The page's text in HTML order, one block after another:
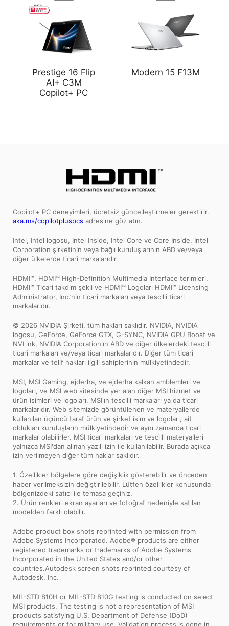
Prestige 16 Flip
AI+ C3M
Copilot+ PC
Modern 15 F13M
Copilot+ PC deneyimleri, ücretsiz güncelleştirmeler gerektirir.
aka.ms/copilotpluspcs adresine göz atın.
Intel, Intel logosu, Intel Inside, Intel Core ve Core Inside, Intel
Corporation şirketinin veya bağlı kuruluşlarının ABD ve/veya
diğer ülkelerde ticari markalarıdır.
HDMI™, HDMI™ High-Definition Multimedia Interface terimleri,
HDMI™ Ticari takdim şekli ve HDMI™ Logoları HDMI™ Licensing
Administrator, Inc.’nin ticari markaları veya tescilli ticari
markalarıdır.
© 2026 NVIDIA Şirketi. tüm hakları saklıdır. NVIDIA, NVIDIA
logosu, GeForce, GeForce GTX, G-SYNC, NVIDIA GPU Boost ve
NVLink, NVIDIA Corporation'ın ABD ve diğer ülkelerdeki tescilli
ticari markaları ve/veya ticari markalarıdır. Diğer tüm ticari
markalar ve telif hakları ilgili sahiplerinin mülkiyetindedir.
MSI, MSI Gaming, ejderha, ve ejderha kalkan amblemleri ve
logoları, ve MSI web sitesinde yer alan diğer MSI hizmet ve
ürün isimleri ve logoları, MSI'ın tescilli markaları ya da ticari
markalarıdır. Web sitemizde görüntülenen ve materyallerde
kullanılan üçüncü taraf ürün ve şirket isim ve logoları, ait
oldukları kuruluşların mülkiyetindedir ve aynı zamanda ticari
markalar olabilirler. MSI ticari markaları ve tescilli materyalleri
yalnızca MSI'dan alınan yazılı izin ile kullanılabilir. Burada açıkça
izin verilmeyen diğer tüm haklar saklıdır.
1. Özellikler bölgelere göre değişiklik gösterebilir ve önceden
haber verilmeksizin değiştirilebilir. Lütfen özellikler konusunda
bölgenizdeki satıcı ile temasa geçiniz.
2. Ürün renkleri ekran ayarları ve fotoğraf nedeniyle satılan
modelden farklı olabilir.
Adobe product box shots reprinted with permission from
Adobe Systems Incorporated. Adobe® products are either
registered trademarks or trademarks of Adobe Systems
Incorporated in the United States and/or other
countries.Autodesk screen shots reprinted courtesy of
Autodesk, Inc.
MIL-STD 810H or MIL-STD 810G testing is conducted on select
MSI products. The testing is not a representation of MSI
products satisfying U.S. Department of Defense (DoD)